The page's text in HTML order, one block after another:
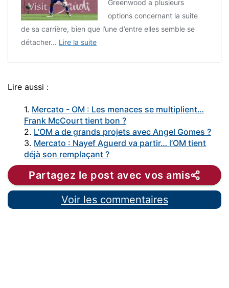
Greenwood a plusieurs
options concernant la suite
de sa carrière, bien que l’une d’entre elles semble se
détacher… Lire la suite
Lire aussi :
1. Mercato - OM : Les menaces se multiplient…
Frank McCourt tient bon ?
2. L’OM a de grands projets avec Angel Gomes ?
3. Mercato : Nayef Aguerd va partir… l’OM tient
déjà son remplaçant ?
Partagez le post avec vos amis
Voir les commentaires